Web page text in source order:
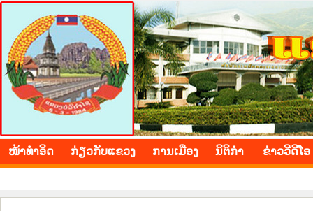
BOLIKHAMXAY PROVINCE
ໜ້າ​ທຳ​ອິດ ​ກ່ຽວ​ກັບ​ແຂວງ ​ການ​ເມືອງ ນິ​ຕິ​ກຳ ຂ່າວ​ວີ​ດີ​ໂອ